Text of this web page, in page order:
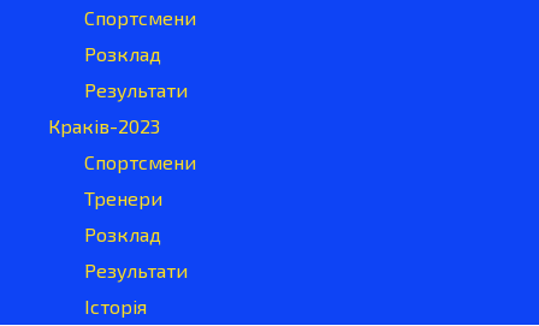
Спортсмени
Розклад
Результати
Краків-2023
Спортсмени
Тренери
Розклад
Результати
Історія